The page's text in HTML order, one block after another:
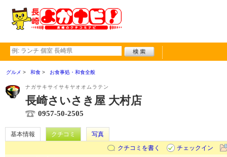
グルメ 和食 お食事処・和食全般
ナガサキサイサキヤオオムラテン
長崎さいさき屋 大村店
0957-50-2505
基本情報 クチコミ
写真
クチコミを書く
チェックイン